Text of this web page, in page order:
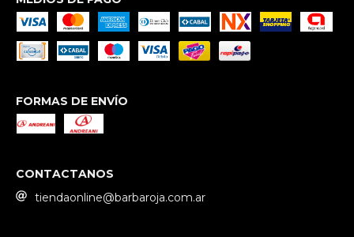
FORMAS DE ENVÍO
CONTACTANOS
tiendaonline@barbaroja.com.ar